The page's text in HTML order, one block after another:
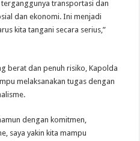
transportasi dan
dan ekonomi. Ini menjadi
kita tangani secara serius,”
berat dan penuh risiko, Kapolda
melaksanakan tugas dengan
dengan komitmen,
saya yakin kita mampu